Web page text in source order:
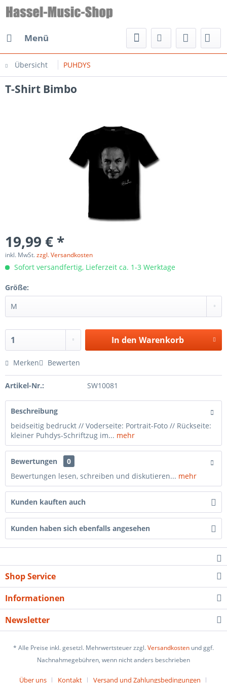
Menü
Übersicht PUHDYS
T-Shirt Bimbo
19,99 € *
inkl. MwSt.zzgl. Versandkosten
Sofort versandfertig, Lieferzeit ca. 1-3 Werktage
Größe:
In den Warenkorb
Merken Bewerten
Artikel-Nr.: SW10081
Beschreibung
beidseitig bedruckt // Voderseite: Portrait-Foto // Rückseite:
kleiner Puhdys-Schriftzug im... mehr
Bewertungen
0
Bewertungen lesen, schreiben und diskutieren... mehr
Kunden kauften auch
Kunden haben sich ebenfalls angesehen
Shop Service
Informationen
Newsletter
* Alle Preise inkl. gesetzl. Mehrwertsteuer zzgl.Versandkosten und ggf.
Nachnahmegebühren, wenn nicht anders beschrieben
Über uns Kontakt Versand und Zahlungsbedingungen